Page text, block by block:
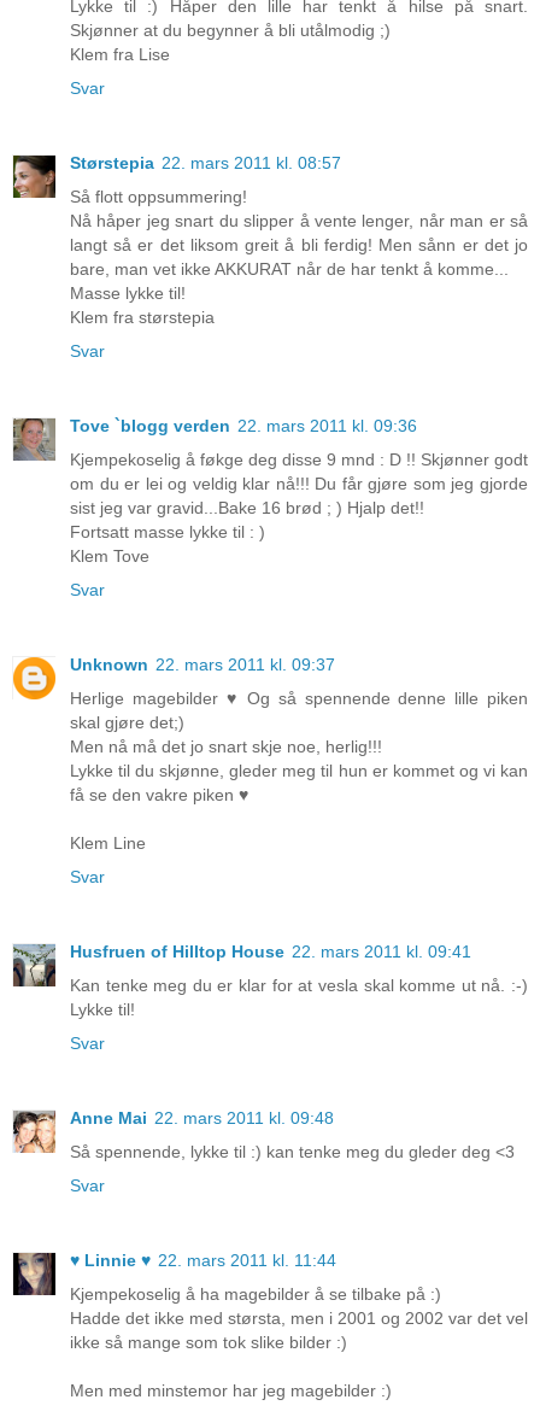
Lykke til :) Håper den lille har tenkt å hilse på snart.
Skjønner at du begynner å bli utålmodig ;)
Klem fra Lise
Svar
Størstepia 22. mars 2011 kl. 08:57
Så flott oppsummering!
Nå håper jeg snart du slipper å vente lenger, når man er så
langt så er det liksom greit å bli ferdig! Men sånn er det jo
bare, man vet ikke AKKURAT når de har tenkt å komme...
Masse lykke til!
Klem fra størstepia
Svar
Tove `blogg verden 22. mars 2011 kl. 09:36
Kjempekoselig å føkge deg disse 9 mnd : D !! Skjønner godt
om du er lei og veldig klar nå!!! Du får gjøre som jeg gjorde
sist jeg var gravid...Bake 16 brød ; ) Hjalp det!!
Fortsatt masse lykke til : )
Klem Tove
Svar
Unknown 22. mars 2011 kl. 09:37
Herlige magebilder ♥ Og så spennende denne lille piken
skal gjøre det;)
Men nå må det jo snart skje noe, herlig!!!
Lykke til du skjønne, gleder meg til hun er kommet og vi kan
få se den vakre piken ♥
Klem Line
Svar
Husfruen of Hilltop House 22. mars 2011 kl. 09:41
Kan tenke meg du er klar for at vesla skal komme ut nå. :-)
Lykke til!
Svar
Anne Mai 22. mars 2011 kl. 09:48
Så spennende, lykke til :) kan tenke meg du gleder deg <3
Svar
♥ Linnie ♥ 22. mars 2011 kl. 11:44
Kjempekoselig å ha magebilder å se tilbake på :)
Hadde det ikke med størsta, men i 2001 og 2002 var det vel
ikke så mange som tok slike bilder :)
Men med minstemor har jeg magebilder :)